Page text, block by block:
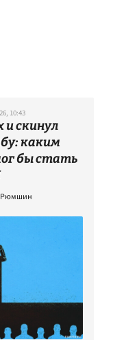
10:43
и скинул
каким
бы стать
Рюмшин